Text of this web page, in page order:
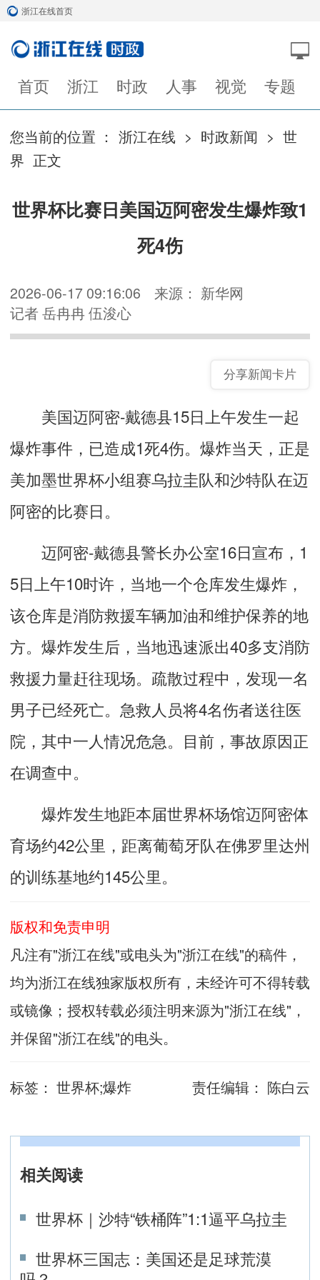
浙江在线首页
首页 浙江 时政 人事 视觉 专题
您当前的位置 ： 浙江在线 > 时政新闻 > 世
界 正文
世界杯比赛日美国迈阿密发生爆炸致1
死4伤
2026-06-17 09:16:06
来源： 新华网
记者 岳冉冉 伍浚心
分享新闻卡片
美国迈阿密-戴德县15日上午发生一起
爆炸事件，已造成1死4伤。爆炸当天，正是
美加墨世界杯小组赛乌拉圭队和沙特队在迈
阿密的比赛日。
迈阿密-戴德县警长办公室16日宣布，1
5日上午10时许，当地一个仓库发生爆炸，
该仓库是消防救援车辆加油和维护保养的地
方。爆炸发生后，当地迅速派出40多支消防
救援力量赶往现场。疏散过程中，发现一名
男子已经死亡。急救人员将4名伤者送往医
院，其中一人情况危急。目前，事故原因正
在调查中。
爆炸发生地距本届世界杯场馆迈阿密体
育场约42公里，距离葡萄牙队在佛罗里达州
的训练基地约145公里。
版权和免责申明
凡注有"浙江在线"或电头为"浙江在线"的稿件，
均为浙江在线独家版权所有，未经许可不得转载
或镜像；授权转载必须注明来源为"浙江在线"，
并保留"浙江在线"的电头。
标签： 世界杯;爆炸 责任编辑： 陈白云
相关阅读
世界杯｜沙特“铁桶阵”1:1逼平乌拉圭
世界杯三国志：美国还是足球荒漠